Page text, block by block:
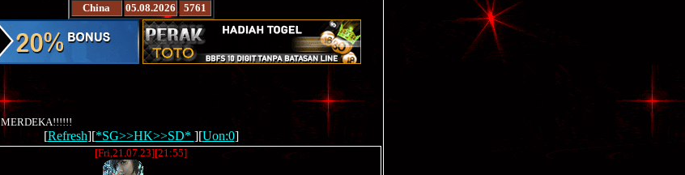
China
05.08.2026 5761
MERDEKA!!!!!!
[Refresh][*SG>>HK>>SD* ][Uon:0]
[Fri,21.07.23][21:55]